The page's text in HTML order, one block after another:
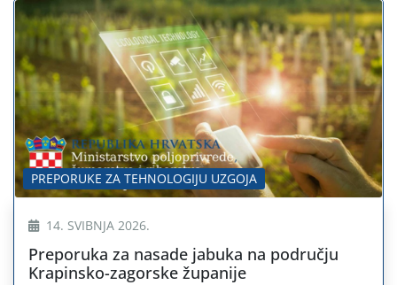
PREPORUKE ZA TEHNOLOGIJU UZGOJA
14. SVIBNJA 2026.
Preporuka za nasade jabuka na području
Krapinsko-zagorske županije